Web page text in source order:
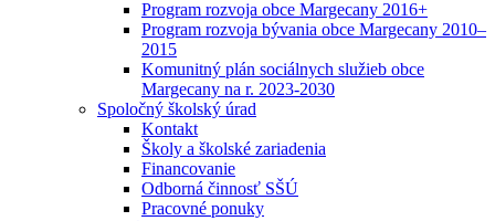
Program rozvoja obce Margecany 2016+
Program rozvoja bývania obce Margecany 2010–
2015
Komunitný plán sociálnych služieb obce
Margecany na r. 2023-2030
Spoločný školský úrad
Kontakt
Školy a školské zariadenia
Financovanie
Odborná činnosť SŠÚ
Pracovné ponuky